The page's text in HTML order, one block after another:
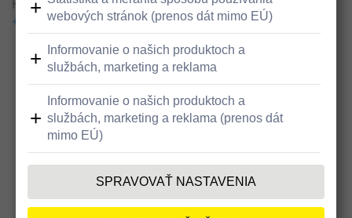
Kontakty
+421800001100 +421800001100
Bezbariérový prístup